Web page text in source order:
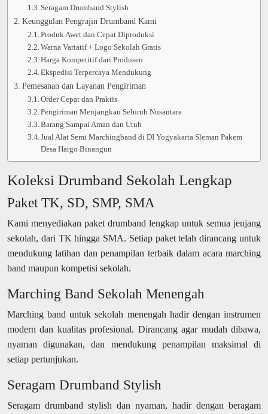
Seragam Drumband Stylish
Keunggulan Pengrajin Drumband Kami
Produk Awet dan Cepat Diproduksi
Warna Variatif + Logo Sekolah Gratis
Harga Kompetitif dari Produsen
Ekspedisi Terpercaya Mendukung
Pemesanan dan Layanan Pengiriman
Order Cepat dan Praktis
Pengiriman Menjangkau Seluruh Nusantara
Barang Sampai Aman dan Utuh
Jual Alat Semi Marchingband di DI Yogyakarta Sleman Pakem
Desa Hargo Binangun
Koleksi Drumband Sekolah Lengkap
Paket TK, SD, SMP, SMA
Kami menyediakan paket drumband lengkap untuk semua jenjang
sekolah, dari TK hingga SMA. Setiap paket telah dirancang untuk
mendukung latihan dan penampilan terbaik dalam acara marching
band maupun kompetisi sekolah.
Marching Band Sekolah Menengah
Marching band untuk sekolah menengah hadir dengan instrumen
modern dan kualitas profesional. Dirancang agar mudah dibawa,
nyaman digunakan, dan mendukung penampilan maksimal di
setiap pertunjukan.
Seragam Drumband Stylish
Seragam drumband stylish dan nyaman, hadir dengan beragam